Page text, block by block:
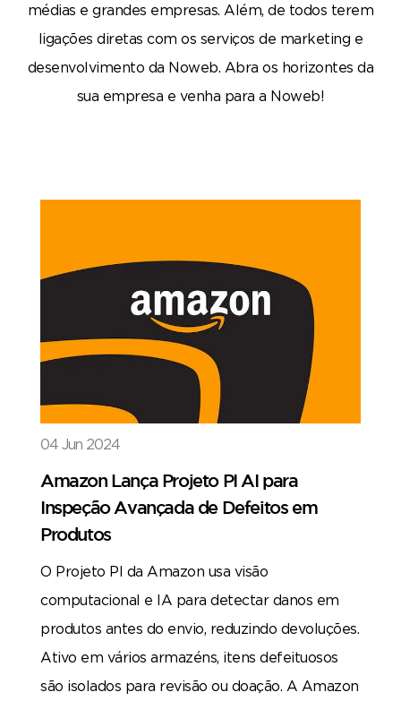
médias e grandes empresas. Além, de todos terem
ligações diretas com os serviços de marketing e
desenvolvimento da Noweb. Abra os horizontes da
sua empresa e venha para a Noweb!
04 Jun 2024
Amazon Lança Projeto PI AI para
Inspeção Avançada de Defeitos em
Produtos
O Projeto PI da Amazon usa visão
computacional e IA para detectar danos em
produtos antes do envio, reduzindo devoluções.
Ativo em vários armazéns, itens defeituosos
são isolados para revisão ou doação. A Amazon